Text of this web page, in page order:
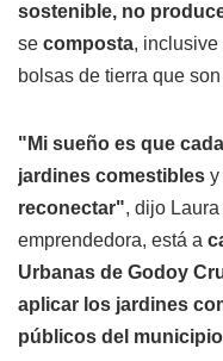
sostenible, no
se composta,
bolsas de tierra que
"Mi sueño es que
jardines comestibles y
reconectar", dijo Laura
emprendedora, está a
Urbanas de Godoy
aplicar los jardines
públicos del